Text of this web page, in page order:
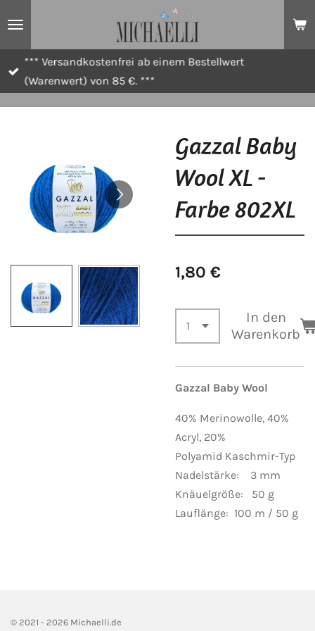
*** Versandkostenfrei ab einem Bestellwert
(Warenwert) von 85 €. ***
Gazzal Baby
Wool XL -
Farbe 802XL
1,80 €
In den
Warenkorb
Gazzal Baby Wool
40% Merinowolle, 40%
Acryl, 20%
Polyamid Kaschmir-Typ
Nadelstärke: 3 mm
Knäuelgröße: 50 g
Lauflänge: 100 m / 50 g
© 2021 - 2026 Michaelli.de